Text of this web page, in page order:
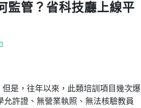
監管？省科技廳上線平
但是，往年以來，此類培訓項目幾次爆
允許證、無營業執照、無法核驗教員